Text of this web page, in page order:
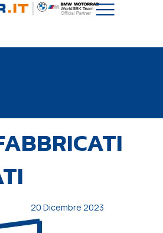
20 Dicembre 2023